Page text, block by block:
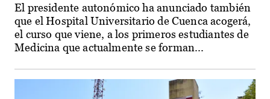
El presidente autonómico ha anunciado también
que el Hospital Universitario de Cuenca acogerá,
el curso que viene, a los primeros estudiantes de
Medicina que actualmente se forman...